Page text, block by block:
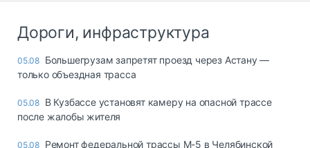
Дороги, инфраструктура
05.08 Большегрузам запретят проезд через Астану —
только объездная трасса
05.08 В Кузбассе установят камеру на опасной трассе
после жалобы жителя
05.08 Ремонт федеральной трассы М-5 в Челябинской